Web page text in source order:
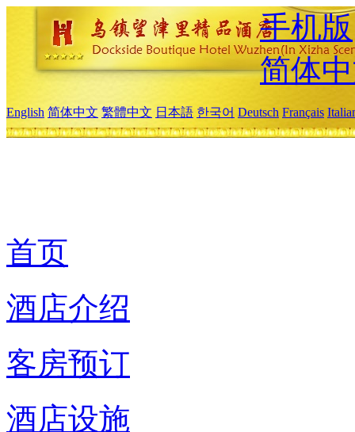
手机版
简体
English 简体中文 繁體中文 日本語 한국어 Deutsch Français
首页
酒店介绍
客房预订
酒店设施